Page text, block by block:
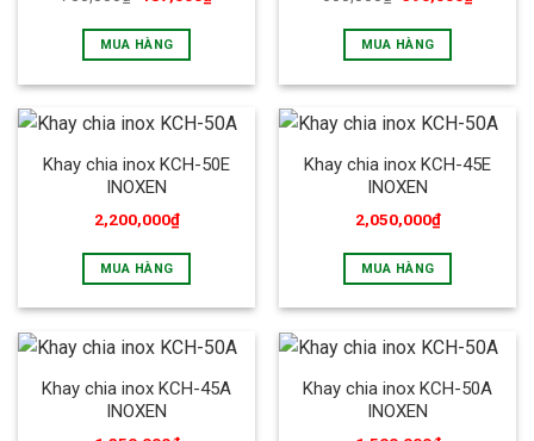
MUA HÀNG MUA HÀNG
Khay chia inox KCH-50E
INOXEN
2,200,000₫
MUA HÀNG
Khay chia inox KCH-45E
INOXEN
2,050,000₫
MUA HÀNG
Khay chia inox KCH-45A
INOXEN
Khay chia inox KCH-50A
INOXEN